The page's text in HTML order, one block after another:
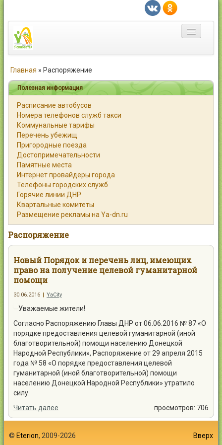
Город
Статьи
Каталог
Справочник
Работа
Объявления
Помощь
Контакты
Главная » Распоряжение
Полезная информация
Расписание автобусов
Номера телефонов служб такси
Коммунальные тарифы
Перечень убежищ
Пригородные поезда
Достопримечательности
Памятные места
Интернет провайдеры города
Телефоны городских служб
Горячие линии ДНР
Квартальные комитеты
Размещение рекламы на Ya-dn.ru
Распоряжение
Новый Порядок и перечень лиц, имеющих
право на получение целевой гуманитарной
помощи
30.06.2016 | YaCity
Уважаемые жители!
Согласно Распоряжению Главы ДНР от 06.06.2016 № 87 «О
порядке предоставления целевой гуманитарной (иной
благотворительной) помощи населению Донецкой
Народной Республики», Распоряжение от 29 апреля 2015
года № 58 «О порядке предоставления целевой
гуманитарной (иной благотворительной) помощи
населению Донецкой Народной Республики» утратило
силу.
Читать далее
просмотров: 706
© Eterion, 2009-2026 Вверх